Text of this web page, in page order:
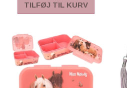
TILFØJ TIL KURV